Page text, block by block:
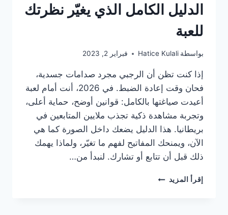
الدليل الكامل الذي يغيّر نظرتك
للعبة
بواسطة Hatice Kulali فبراير 2, 2023
إذا كنت تظن أن الرجبي مجرد صدامات جسدية،
فحان وقت إعادة الضبط. في 2026، أنت أمام لعبة
أعيدت صياغتها بالكامل: قوانين أوضح، حماية أعلى،
وتجربة مشاهدة ذكية تجذب ملايين المتابعين في
بريطانيا. هذا الدليل يضعك داخل الصورة كما هي
الآن، ويمنحك المفاتيح لفهم ما تغيّر، ولماذا يهمك
ذلك قبل أن تتابع أو تشارك. لنبدأ من…
إقرأ المزيد الرجبي